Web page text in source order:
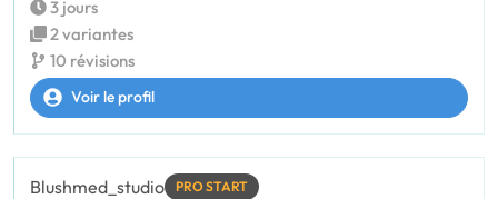
3 jours
2 variantes
10 révisions
Voir le profil
Blushmed_studio PRO START